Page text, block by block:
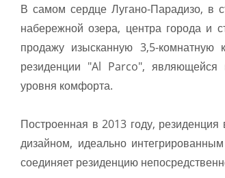
В самом сердце Лугано-Парадизо, в
набережной озера, центра города и
продажу изысканную 3,5-комнатную
резиденции "Al Parco", являющейся
уровня комфорта.
Построенная в 2013 году,
дизайном, идеально
соединяет резиденцию